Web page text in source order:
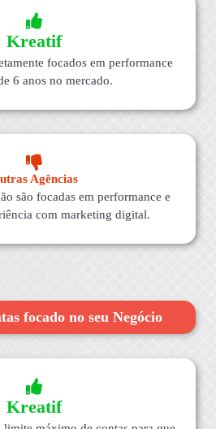
Kreatif
focados em performance
6 anos no mercado.
Agências
são focadas em performance e
com marketing digital.
focado no seu Negócio
Kreatif